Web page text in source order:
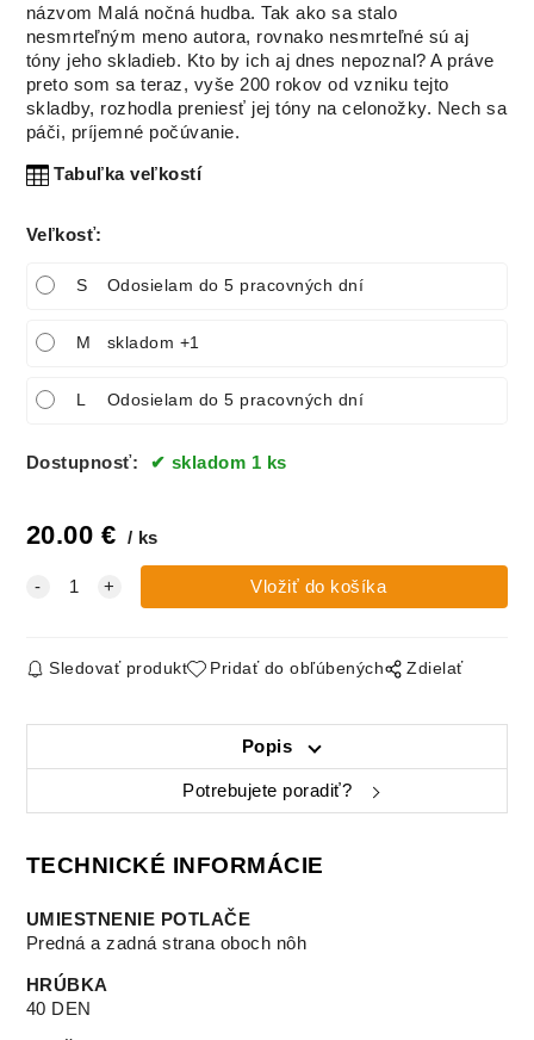
názvom Malá nočná hudba. Tak ako sa stalo
nesmrteľným meno autora, rovnako nesmrteľné sú aj
tóny jeho skladieb. Kto by ich aj dnes nepoznal? A práve
preto som sa teraz, vyše 200 rokov od vzniku tejto
skladby, rozhodla preniesť jej tóny na celonožky. Nech sa
páči, príjemné počúvanie.
Tabuľka veľkostí
Veľkosť:
S Odosielam do 5 pracovných dní
M skladom +1
L Odosielam do 5 pracovných dní
Dostupnosť: skladom 1 ks
20.00 € ks
Sledovať produkt Pridať do obľúbených Zdielať
Popis
Potrebujete poradiť?
TECHNICKÉ INFORMÁCIE
UMIESTNENIE POTLAČE
Predná a zadná strana oboch nôh
HRÚBKA
40 DEN